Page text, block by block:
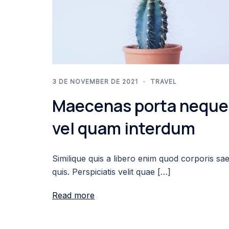
3 DE NOVEMBER DE 2021 TRAVEL
Maecenas porta neque
vel quam interdum
Similique quis a libero enim quod corporis
quis. Perspiciatis velit quae […]
Read more